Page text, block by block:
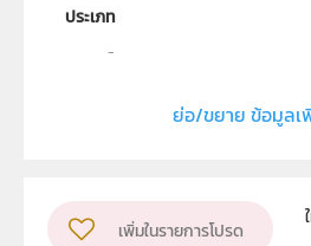
ประเภท
วิชา
ย่อ/ขยาย ข้อมูลเ
เพิ่มในรายการโปรด